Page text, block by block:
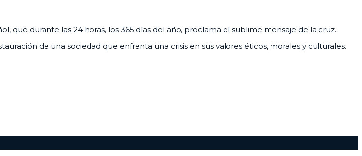
que durante las 24 horas, los 365 días del año, proclama el sublime mensaje de la cruz.
de una sociedad que enfrenta una crisis en sus valores éticos, morales y culturales.